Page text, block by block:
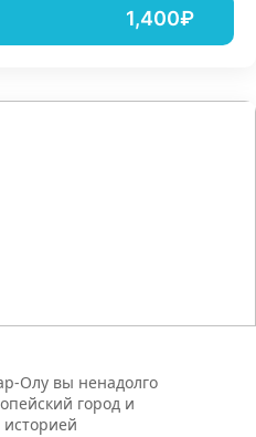
1,400₽
Олу вы ненадолго
город и